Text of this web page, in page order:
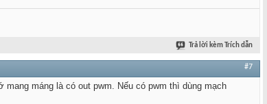
Trả lời kèm Trích dẫn
#7
máng là có out pwm. Nếu có pwm thì dùng mạch